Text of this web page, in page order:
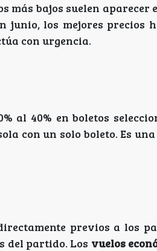
más bajos suelen aparecer
junio, los mejores precios
con urgencia.
al 40% en boletos
con un solo boleto. Es una
previos a los
del partido. Los vuelos